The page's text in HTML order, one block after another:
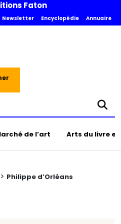
Faton
Newsletter Encyclopédie Annuaire
de l’art Arts du livre
> Philippe d’Orléans